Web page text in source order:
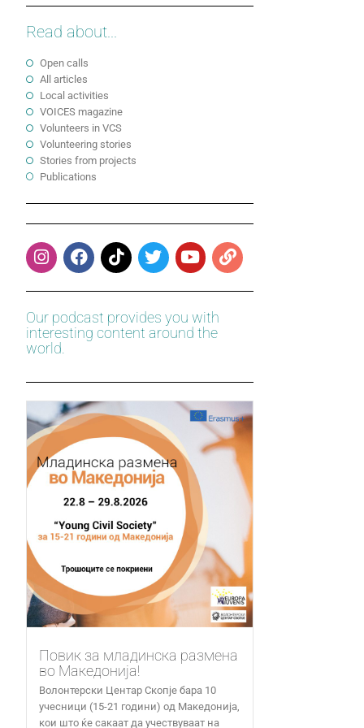
Read about...
Open calls
All articles
Local activities
VOICES magazine
Volunteers in VCS
Volunteering stories
Stories from projects
Publications
Our podcast provides you with
interesting content around the
world.
Повик за младинска размена
во Македонија!
Волонтерски Центар Скопје бара 10
учесници (15-21 години) од Македонија,
кои што ќе сакаат да учествуваат на